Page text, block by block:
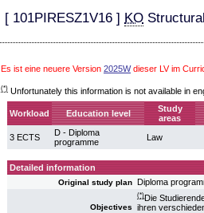
[ 101PIRESZ1V16 ] KO
Es ist eine neuere Version 2025Wdieser LV im
(*) Unfortunately this information is not available in
Workload Education level
Study
areas
3 ECTS
D - Diploma
programme
Law
Detailed information
Original study plan Diploma
Objectives
(*)Die
ihren